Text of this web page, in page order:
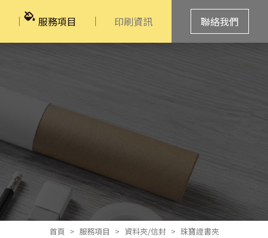
服務項目 印刷資訊 聯絡我們
首頁 服務項目 資料夾/信封 珠寶證書夾